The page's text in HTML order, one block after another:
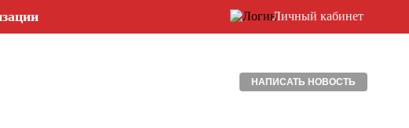
Личный кабинет
НАПИСАТЬ НОВОСТЬ